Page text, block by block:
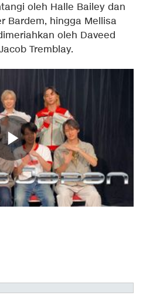
oleh Halle Bailey dan
Bardem, hingga Mellisa
oleh Daveed
Tremblay.